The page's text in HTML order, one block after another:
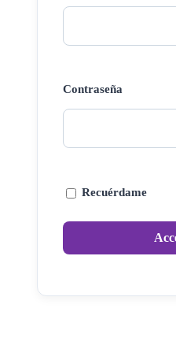
Contraseña
Recuérdame